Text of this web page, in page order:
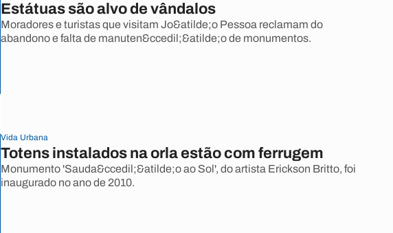
Estátuas são alvo de vândalos
Moradores e turistas que visitam Jo&atilde;o Pessoa reclamam do
abandono e falta de manuten&ccedil;&atilde;o de monumentos.
Vida Urbana
Totens instalados na orla estão com ferrugem
Monumento 'Sauda&ccedil;&atilde;o ao Sol', do artista Erickson Britto, foi
inaugurado no ano de 2010.